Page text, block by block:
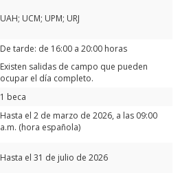
UAH; UCM; UPM; URJ
De tarde: de 16:00 a 20:00 horas
Existen salidas de campo que pueden
ocupar el día completo.
1 beca
Hasta el 2 de marzo de 2026, a las 09:00
a.m. (hora española)
Hasta el 31 de julio de 2026